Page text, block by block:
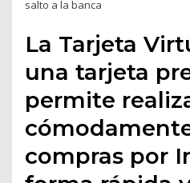
salto a la banca
La Tarjeta
una tarjeta
permite
compras por